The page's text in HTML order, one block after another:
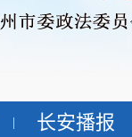
长安播报